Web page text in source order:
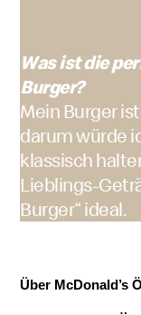
Was ist die
Burger?
Mein Burger
darum würde
klassisch
Lieblings-
Burger“ ideal.
Über McDonald’s